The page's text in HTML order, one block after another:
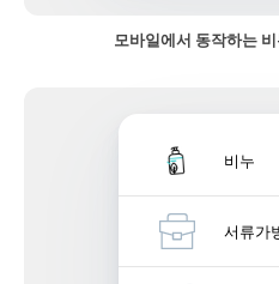
모바일에서 동작하는
비누
서류가